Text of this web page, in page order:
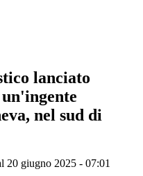
lanciato
nel sud di
20 giugno 2025 - 07:01